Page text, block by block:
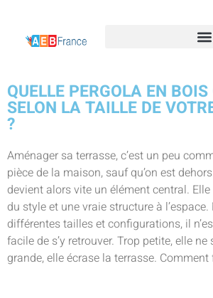
QUELLE PERGOLA EN
SELON LA TAILLE DE
?
Aménager sa terrasse, c’est un peu
pièce de la maison, sauf qu’on est
devient alors vite un élément central. Elle
du style et une vraie structure à
différentes tailles et configurations, il
facile de s’y retrouver. Trop petite, elle ne
grande, elle écrase la terrasse.